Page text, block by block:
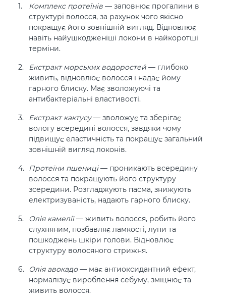
Комплекс протеїнів — заповнює прогалини в
структурі волосся, за рахунок чого якісно
покращує його зовнішній вигляд. Відновлює
навіть найушкодженіші локони в найкоротші
терміни.
Екстракт морських водоростей — глибоко
живить, відновлює волосся і надає йому
гарного блиску. Має зволожуючі та
антибактеріальні властивості.
Екстракт кактусу— зволожує та зберігає
вологу всередині волосся, завдяки чому
підвищує еластичність та покращує загальний
зовнішній вигляд локонів.
Протеїни пшениці— проникають всередину
волосся та покращують його структуру
зсередини. Розгладжують пасма, знижують
електризуваність, надають гарного блиску.
Олія камелії— живить волосся, робить його
слухняним, позбавляє ламкості, лупи та
пошкоджень шкіри голови. Відновлює
структуру волосяного стрижня.
Олія авокадо— має антиоксидантний ефект,
нормалізує вироблення себуму, зміцнює та
живить волосся.